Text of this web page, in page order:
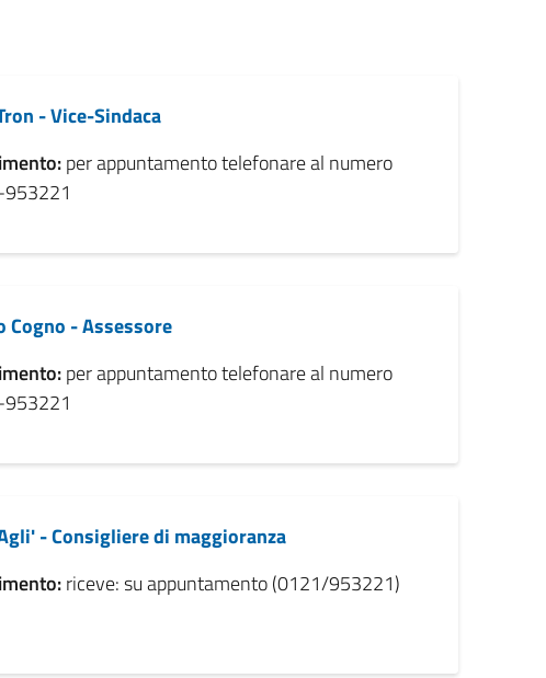
- Vice-Sindaca
per appuntamento telefonare al numero
Cogno - Assessore
per appuntamento telefonare al numero
- Consigliere di maggioranza
riceve: su appuntamento (0121/953221)